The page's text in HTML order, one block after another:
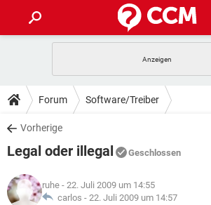
ANDROID IOS
WINDOWS 10
WHATSAPP TIKTOK
FACEBOOK
TIPPS & TRICKS
SPIELE
WHATSAPP
DOWNLOADS
SPIELE STREAMING
ANDROID
WINDOWS 10 INSTAGRAM
FORUM
SPIELE
LEXIKON
Forum Software/Treiber
Vorherige
Legal oder illegal Geschlossen
ruhe - 22. Juli 2009 um 14:55
carlos - 22. Juli 2009 um 14:57